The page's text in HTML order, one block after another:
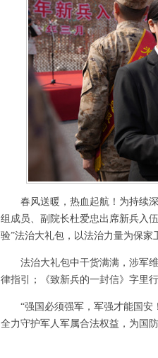
春风送暖，热血起航！为持续
组成员、副院长杜爱忠出席新兵入
验”法治大礼包，以法治力量为保家
法治大礼包中干货满满，涉军
律指引；《致新兵的一封信》字里
“强国必须强军，军强才能国安
全力守护军人军属合法权益，为国